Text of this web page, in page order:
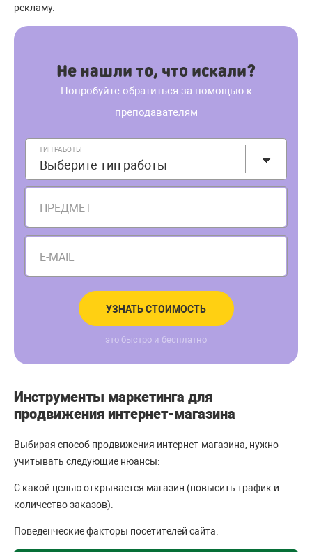
рекламу.
Не нашли то, что искали?
Попробуйте обратиться за помощью к
преподавателям
ТИП РАБОТЫ
Выберите тип работы
ПРЕДМЕТ
E-MAIL
УЗНАТЬ СТОИМОСТЬ
это быстро и бесплатно
Инструменты маркетинга для
продвижения интернет-магазина
Выбирая способ продвижения интернет-магазина, нужно
учитывать следующие нюансы:
С какой целью открывается магазин (повысить трафик и
количество заказов).
Поведенческие факторы посетителей сайта.